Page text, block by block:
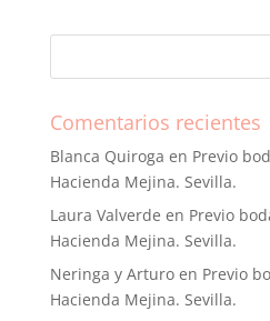
Comentarios recientes
Blanca Quiroga en Previo
Hacienda Mejina. Sevilla.
Laura Valverde en Previo
Hacienda Mejina. Sevilla.
Neringa y Arturoen Previo
Hacienda Mejina. Sevilla.